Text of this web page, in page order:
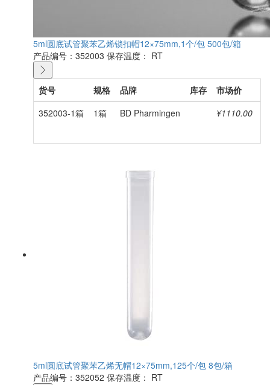
5ml圆底试管聚苯乙烯锁扣帽12×75mm,1个/包 500包/箱
产品编号：352003 保存温度： RT
货号 规格 品牌 库存 市场价
352003-1箱
1箱 BD Pharmingen ¥1110.00
5ml圆底试管聚苯乙烯无帽12×75mm,125个/包 8包/箱
产品编号：352052 保存温度： RT